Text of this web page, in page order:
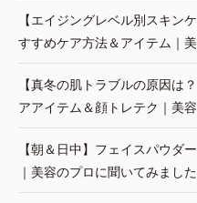
【エイジングレベル別スキン
すすめケア方法＆アイテム｜
【真冬の肌トラブルの原因は
アアイテム＆顔トレテク｜美
【朝＆日中】フェイスパウダ
｜美容のプロに聞いてみました